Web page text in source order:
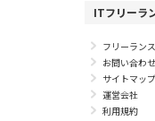
ITフリーラ
フリーラン
お問い合わせ
サイトマップ
運営会社
利用規約